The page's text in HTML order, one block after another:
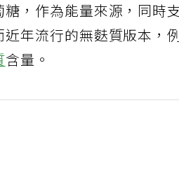
糖，作為能量來源，同時
近年流行的無麩質版本，
含量。